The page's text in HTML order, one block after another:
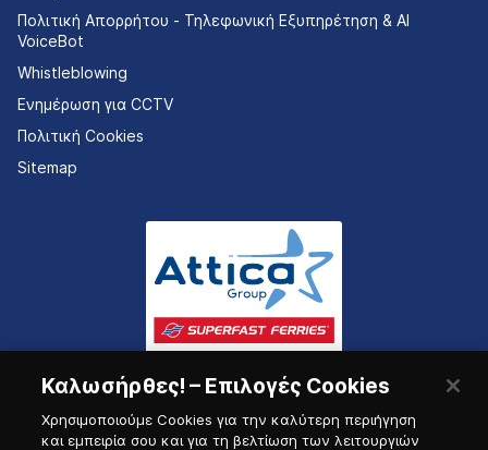
Πολιτική Απορρήτου - Τηλεφωνική Εξυπηρέτηση & AI
VoiceBot
Whistleblowing
Ενημέρωση για CCTV
Πολιτική Cookies
Sitemap
Καλωσήρθες! – Επιλογές Cookies
Χρησιμοποιούμε Cookies για την καλύτερη περιήγηση
και εμπειρία σου και για τη βελτίωση των λειτουργιών